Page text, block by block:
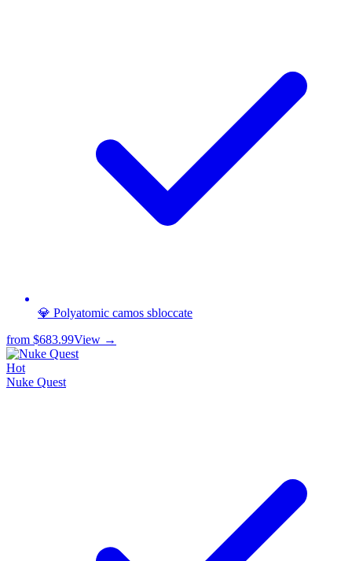
💎 Polyatomic camos sbloccate
from $683.99View →
Hot
Nuke Quest